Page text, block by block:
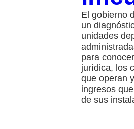
El gobierno
un
unidades
para
jurídica, los
que operan
ingresos
de sus